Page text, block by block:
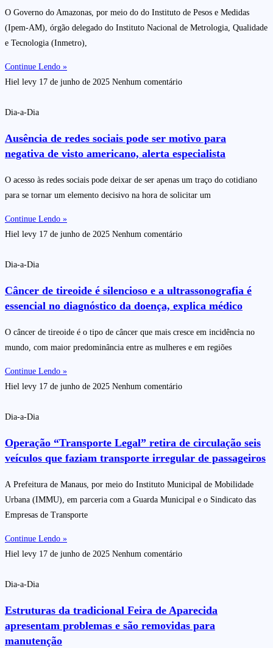
O Governo do Amazonas, por meio do do Instituto de Pesos e Medidas
(Ipem-AM), órgão delegado do Instituto Nacional de Metrologia, Qualidade
e Tecnologia (Inmetro),
Continue Lendo »
Hiel levy 17 de junho de 2025 Nenhum comentário
Dia-a-Dia
Ausência de redes sociais pode ser motivo para
negativa de visto americano, alerta especialista
O acesso às redes sociais pode deixar de ser apenas um traço do cotidiano
para se tornar um elemento decisivo na hora de solicitar um
Continue Lendo »
Hiel levy 17 de junho de 2025 Nenhum comentário
Dia-a-Dia
Câncer de tireoide é silencioso e a ultrassonografia é
essencial no diagnóstico da doença, explica médico
O câncer de tireoide é o tipo de câncer que mais cresce em incidência no
mundo, com maior predominância entre as mulheres e em regiões
Continue Lendo »
Hiel levy 17 de junho de 2025 Nenhum comentário
Dia-a-Dia
Operação “Transporte Legal” retira de circulação seis
veículos que faziam transporte irregular de passageiros
A Prefeitura de Manaus, por meio do Instituto Municipal de Mobilidade
Urbana (IMMU), em parceria com a Guarda Municipal e o Sindicato das
Empresas de Transporte
Continue Lendo »
Hiel levy 17 de junho de 2025 Nenhum comentário
Dia-a-Dia
Estruturas da tradicional Feira de Aparecida
apresentam problemas e são removidas para
manutenção